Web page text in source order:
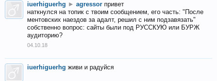
iuerhiguerhg ► agressor привет
наткнулся на топик с твоим сообщением, его часть: "После
ментовских наездов за адалт, решил с ним подзавязать"
собственно вопрос: сайты были под РУССКУЮ или БУРЖ
аудиторию?
04.10.18
iuerhiguerhg живи и радуйся